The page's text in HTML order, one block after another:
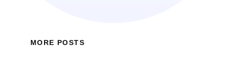
MORE POSTS